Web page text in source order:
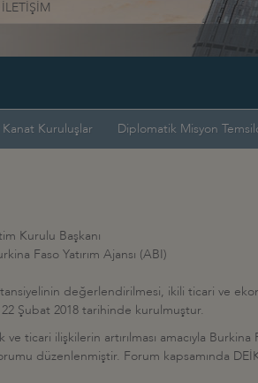
İLETİŞİM
Kanat Kuruluşlar Diplomatik Misyon
Kurulu Başkanı
Faso Yatırım Ajansı (ABI)
değerlendirilmesi, ikili ticari ve
Şubat 2018 tarihinde kurulmuştur.
ticari ilişkilerin artırılması amacıyla
düzenlenmiştir. Forum kapsamında